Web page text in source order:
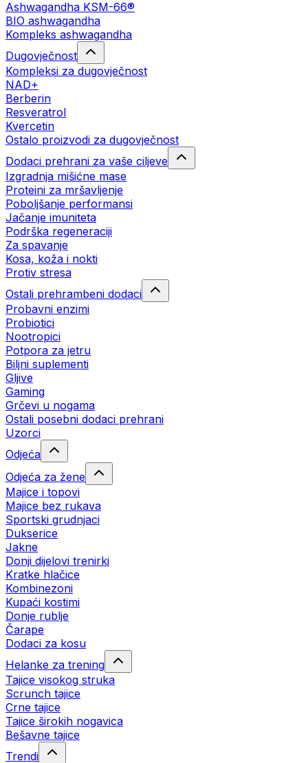
Ashwagandha KSM-66®
BIO ashwagandha
Kompleks ashwagandha
Dugovječnost
Kompleksi za dugovječnost
NAD+
Berberin
Resveratrol
Kvercetin
Ostalo proizvodi za dugovječnost
Dodaci prehrani za vaše ciljeve
Izgradnja mišićne mase
Proteini za mršavljenje
Poboljšanje performansi
Jačanje imuniteta
Podrška regeneraciji
Za spavanje
Kosa, koža i nokti
Protiv stresa
Ostali prehrambeni dodaci
Probavni enzimi
Probiotici
Nootropici
Potpora za jetru
Biljni suplementi
Gljive
Gaming
Grčevi u nogama
Ostali posebni dodaci prehrani
Uzorci
Odjeća
Odjeća za žene
Majice i topovi
Majice bez rukava
Sportski grudnjaci
Dukserice
Jakne
Donji dijelovi trenirki
Kratke hlačice
Kombinezoni
Kupaći kostimi
Donje rublje
Čarape
Dodaci za kosu
Helanke za trening
Tajice visokog struka
Scrunch tajice
Crne tajice
Tajice širokih nogavica
Bešavne tajice
Trendi